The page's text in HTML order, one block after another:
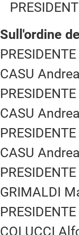
Sull'ordine
CASU
CASU
CASU
GRIMALDI
COLUCCI